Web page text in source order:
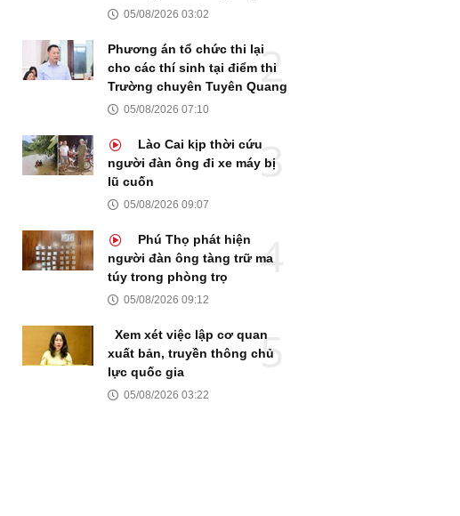
05/08/2026 03:02
Phương án tổ chức thi lại
cho các thí sinh tại điểm thi
Trường chuyên Tuyên Quang
05/08/2026 07:10
Lào Cai kịp thời cứu
người đàn ông đi xe máy bị
lũ cuốn
05/08/2026 09:07
Phú Thọ phát hiện
người đàn ông tàng trữ ma
túy trong phòng trọ
05/08/2026 09:12
Xem xét việc lập cơ quan
xuất bản, truyền thông chủ
lực quốc gia
05/08/2026 03:22